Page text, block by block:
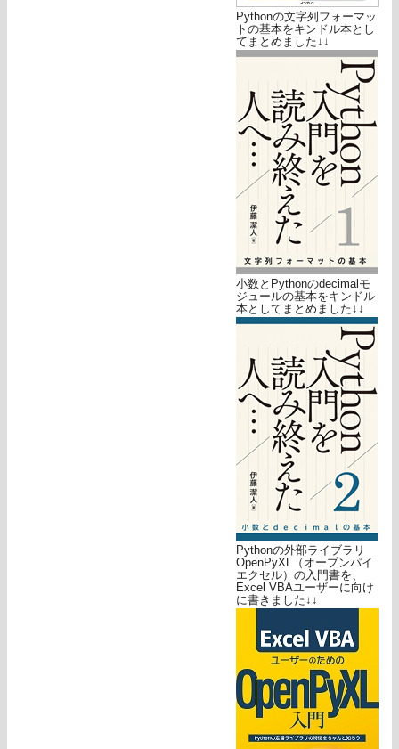
Pythonの文字列フォーマッ
トの基本をキンドル本とし
てまとめました↓↓
小数とPythonのdecimalモ
ジュールの基本をキンドル
本としてまとめました↓↓
Pythonの外部ライブラリ
OpenPyXL（オープンパイ
エクセル）の入門書を、
Excel VBAユーザーに向け
に書きました↓↓